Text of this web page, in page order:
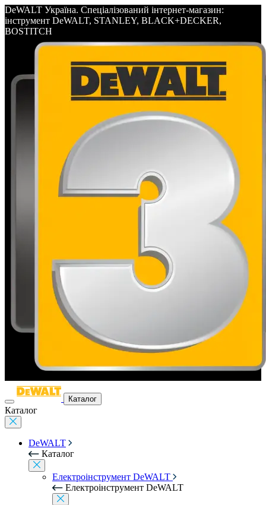
DeWALT Україна. Спеціалізований інтернет-магазин:
інструмент DeWALT, STANLEY, BLACK+DECKER,
BOSTITCH
Каталог
Каталог
DeWALT
Каталог
Електроінструмент DeWALT
Електроінструмент DeWALT